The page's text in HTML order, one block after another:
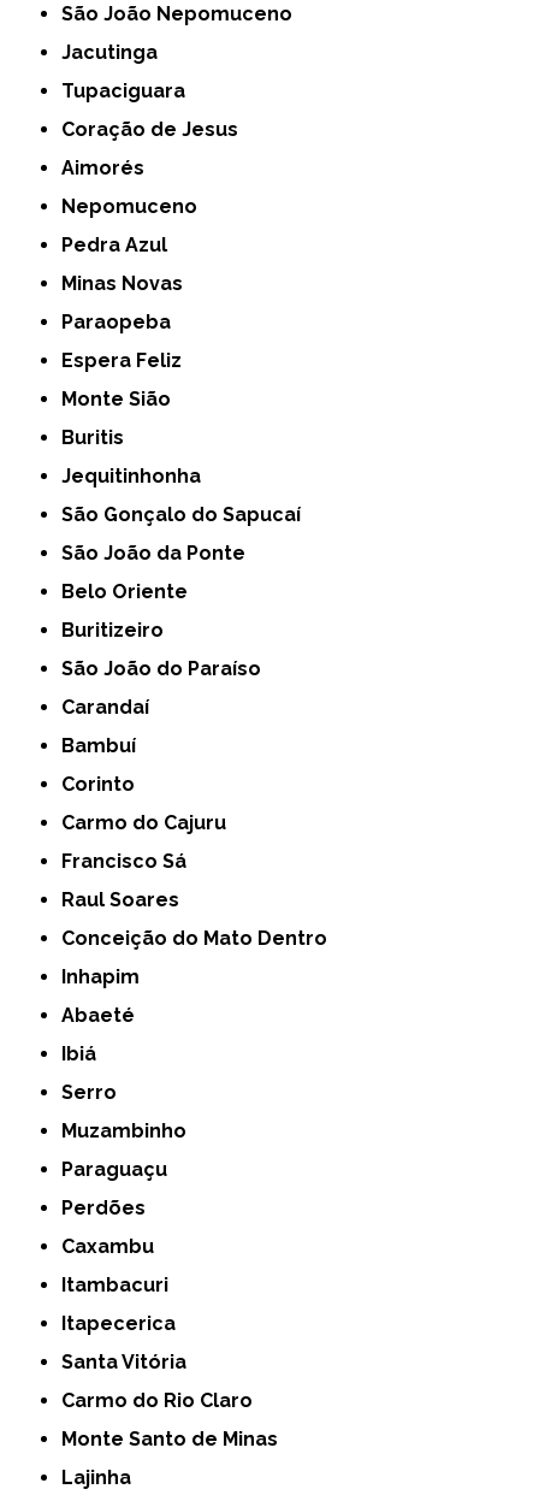
São João Nepomuceno
Jacutinga
Tupaciguara
Coração de Jesus
Aimorés
Nepomuceno
Pedra Azul
Minas Novas
Paraopeba
Espera Feliz
Monte Sião
Buritis
Jequitinhonha
São Gonçalo do Sapucaí
São João da Ponte
Belo Oriente
Buritizeiro
São João do Paraíso
Carandaí
Bambuí
Corinto
Carmo do Cajuru
Francisco Sá
Raul Soares
Conceição do Mato Dentro
Inhapim
Abaeté
Ibiá
Serro
Muzambinho
Paraguaçu
Perdões
Caxambu
Itambacuri
Itapecerica
Santa Vitória
Carmo do Rio Claro
Monte Santo de Minas
Lajinha